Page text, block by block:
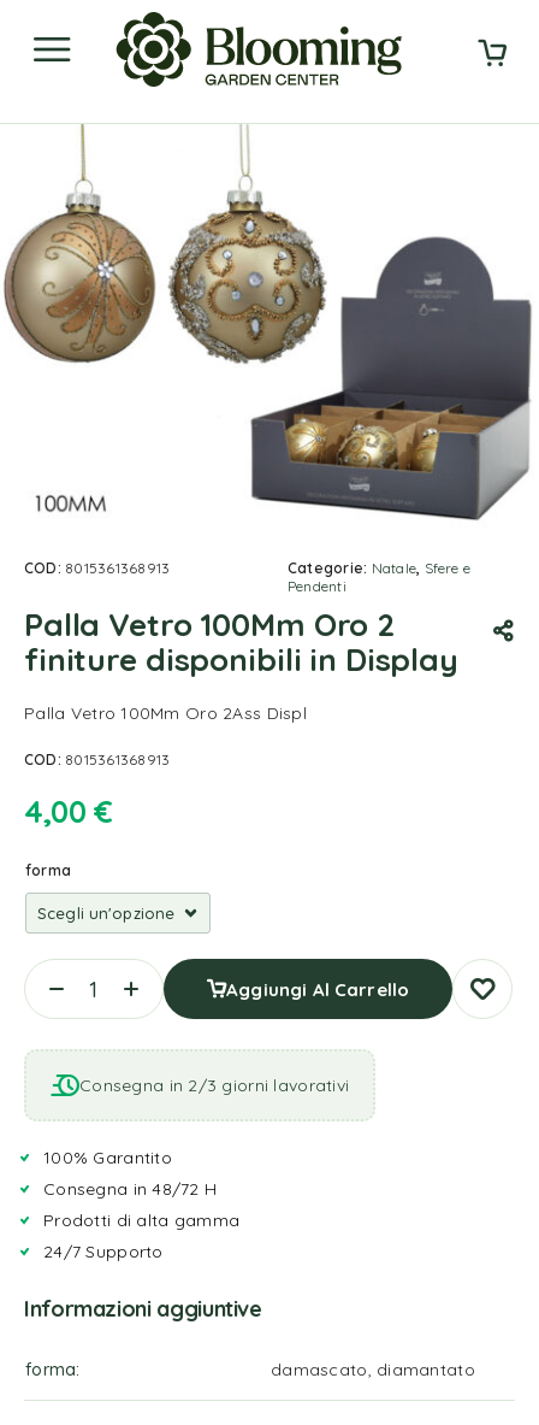
COD: 8015361368913 Categorie: Natale, Sfere e
Pendenti
Palla Vetro 100Mm Oro 2
finiture disponibili in Display
Palla Vetro 100Mm Oro 2Ass Displ
COD: 8015361368913
4,00 €
forma
Aggiungi Al Carrello
Consegna in 2/3 giorni lavorativi
100% Garantito
Consegna in 48/72 H
Prodotti di alta gamma
24/7 Supporto
Informazioni aggiuntive
forma damascato, diamantato